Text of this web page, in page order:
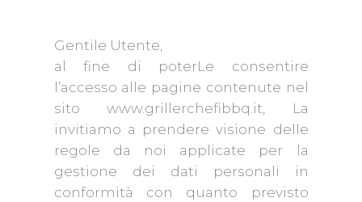
Gentile Utente,
al fine di poterLe consentire
l’accesso alle pagine contenute nel
sito www.grillerchefibbq.it, La
invitiamo a prendere visione delle
regole da noi applicate per la
gestione dei dati personali in
conformità con quanto previsto